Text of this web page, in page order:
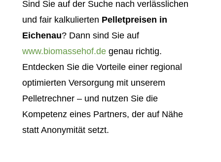
Sind Sie auf der Suche nach verlässlichen
und fair kalkulierten Pelletpreisen in
Eichenau? Dann sind Sie auf
www.biomassehof.degenau richtig.
Entdecken Sie die Vorteile einer regional
optimierten Versorgung mit unserem
Pelletrechner – und nutzen Sie die
Kompetenz eines Partners, der auf Nähe
statt Anonymität setzt.